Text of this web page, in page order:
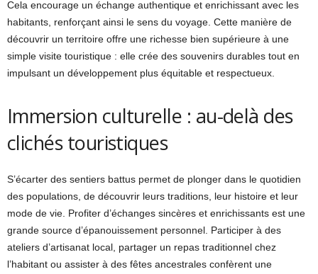
Cela encourage un échange authentique et enrichissant avec les
habitants, renforçant ainsi le sens du voyage. Cette manière de
découvrir un territoire offre une richesse bien supérieure à une
simple visite touristique : elle crée des souvenirs durables tout en
impulsant un développement plus équitable et respectueux.
Immersion culturelle : au-delà des
clichés touristiques
S’écarter des sentiers battus permet de plonger dans le quotidien
des populations, de découvrir leurs traditions, leur histoire et leur
mode de vie. Profiter d’échanges sincères et enrichissants est une
grande source d’épanouissement personnel. Participer à des
ateliers d’artisanat local, partager un repas traditionnel chez
l’habitant ou assister à des fêtes ancestrales confèrent une